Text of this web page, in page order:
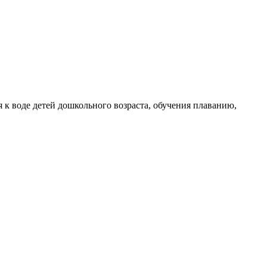
воде детей дошкольного возраста, обучения плаванию,